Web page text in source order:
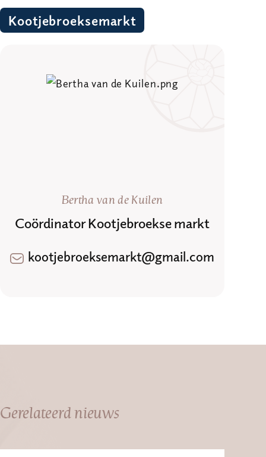
Kootjebroeksemarkt
Bertha van de Kuilen
Coördinator Kootjebroekse markt
kootjebroeksemarkt@gmail.com
Gerelateerd nieuws